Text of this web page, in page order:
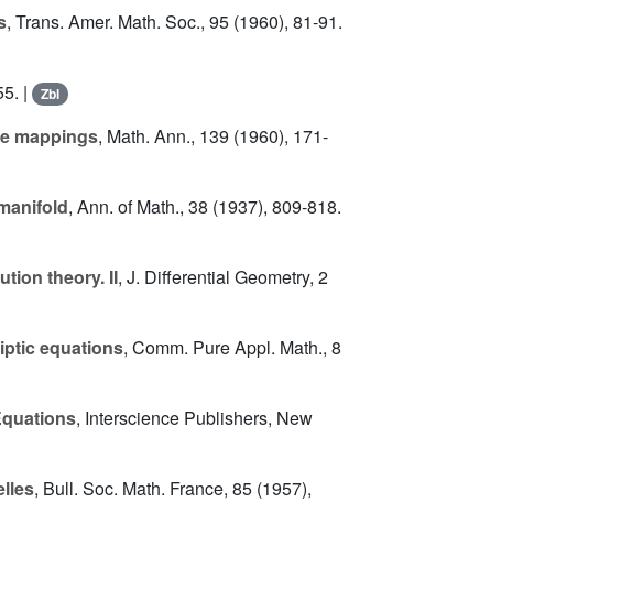
, Trans. Amer. Math. Soc., 95 (1960), 81-91.
| Zbl
mappings, Math. Ann., 139 (1960), 171-
, Ann. of Math., 38 (1937), 809-818.
theory. II, J. Differential Geometry, 2
equations, Comm. Pure Appl. Math., 8
, Interscience Publishers, New
, Bull. Soc. Math. France, 85 (1957),